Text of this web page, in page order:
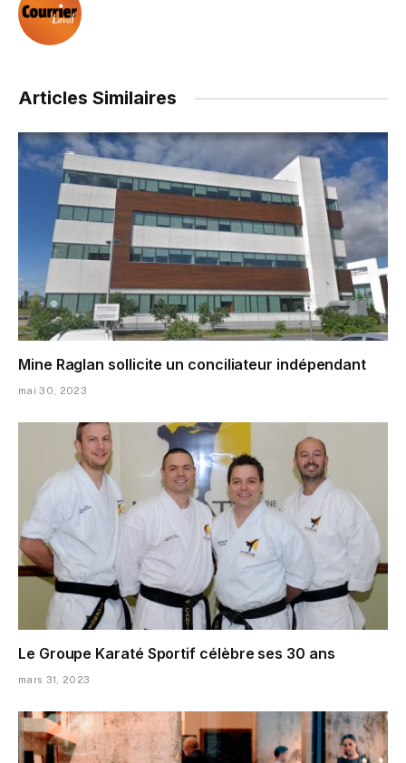
Articles Similaires
Mine Raglan sollicite un conciliateur indépendant
mai 30, 2023
Le Groupe Karaté Sportif célèbre ses 30 ans
mars 31, 2023